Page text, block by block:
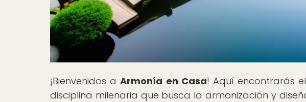
¡Bienvenidos aArmonía en Casa! Aquí encontrarás
disciplina milenaria que busca la armonización y